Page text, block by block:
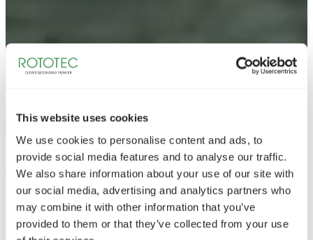
This website uses cookies
We use cookies to personalise content and ads, to
provide social media features and to analyse our traffic.
We also share information about your use of our site with
our social media, advertising and analytics partners who
may combine it with other information that you’ve
provided to them or that they’ve collected from your use